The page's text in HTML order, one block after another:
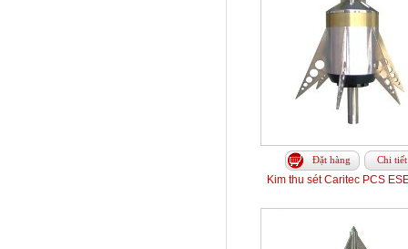
Đặt hàng Chi tiết
Kim thu sét Caritec PCS